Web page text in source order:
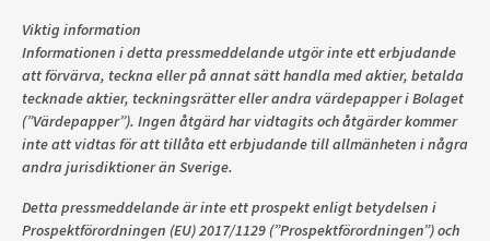
Viktig information
Informationen i detta pressmeddelande utgör inte ett erbjudande
att förvärva, teckna eller på annat sätt handla med aktier, betalda
tecknade aktier, teckningsrätter eller andra värdepapper i Bolaget
(”Värdepapper”). Ingen åtgärd har vidtagits och åtgärder kommer
inte att vidtas för att tillåta ett erbjudande till allmänheten i några
andra jurisdiktioner än Sverige.
Detta pressmeddelande är inte ett prospekt enligt betydelsen i
Prospektförordningen (EU) 2017/1129 (”Prospektförordningen”) och